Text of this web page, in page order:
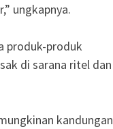
ungkapnya.
produk-produk
di sarana ritel dan
kandungan